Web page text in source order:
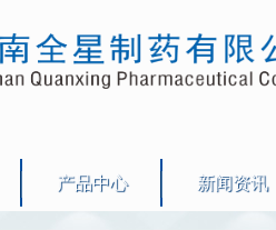
产品中心 新闻资讯